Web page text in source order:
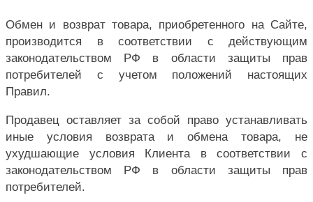
Обмен и возврат товара, приобретенного на Сайте,
производится в соответствии с действующим
законодательством РФ в области защиты прав
потребителей с учетом положений настоящих
Правил.
Продавец оставляет за собой право устанавливать
иные условия возврата и обмена товара, не
ухудшающие условия Клиента в соответствии с
законодательством РФ в области защиты прав
потребителей.